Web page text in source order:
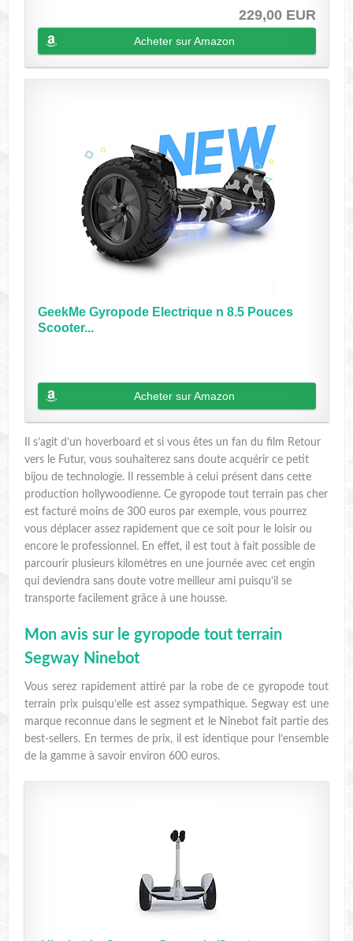
229,00 EUR
Acheter sur Amazon
GeekMe Gyropode Electrique n 8.5 Pouces
Scooter...
Acheter sur Amazon
Il s’agit d’un hoverboard et si vous êtes un fan du film Retour
vers le Futur, vous souhaiterez sans doute acquérir ce petit
bijou de technologie. Il ressemble à celui présent dans cette
production hollywoodienne. Ce gyropode tout terrain pas cher
est facturé moins de 300 euros par exemple, vous pourrez
vous déplacer assez rapidement que ce soit pour le loisir ou
encore le professionnel. En effet, il est tout à fait possible de
parcourir plusieurs kilomètres en une journée avec cet engin
qui deviendra sans doute votre meilleur ami puisqu’il se
transporte facilement grâce à une housse.
Mon avis sur le gyropode tout terrain
Segway Ninebot
Vous serez rapidement attiré par la robe de ce gyropode tout
terrain prix puisqu’elle est assez sympathique. Segway est une
marque reconnue dans le segment et le Ninebot fait partie des
best-sellers. En termes de prix, il est identique pour l’ensemble
de la gamme à savoir environ 600 euros.